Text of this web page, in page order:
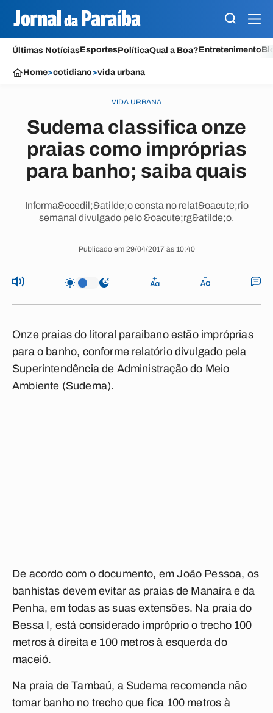
Últimas NotíciasEsportesPolíticaQual a Boa?Entretenimento
Home>cotidiano>vida urbana
VIDA URBANA
Sudema classifica onze
praias como impróprias
para banho; saiba quais
Informa&ccedil;&atilde;o consta no relat&oacute;rio
semanal divulgado pelo &oacute;rg&atilde;o.
Publicado em 29/04/2017 às 10:40
Onze praias do litoral paraibano estão impróprias
para o banho, conforme relatório divulgado pela
Superintendência de Administração do Meio
Ambiente (Sudema).
De acordo com o documento, em João Pessoa, os
banhistas devem evitar as praias de Manaíra e da
Penha, em todas as suas extensões. Na praia do
Bessa I, está considerado impróprio o trecho 100
metros à direita e 100 metros à esquerda do
maceió.
Na praia de Tambaú, a Sudema recomenda não
tomar banho no trecho que fica 100 metros à